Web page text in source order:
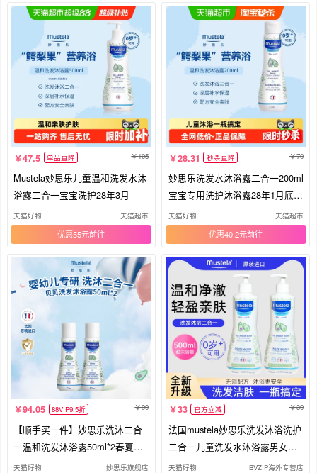
47.5 单品直降 105
Mustela妙思乐儿童温和洗发水沐
浴露二合一宝宝洗护28年3月
天猫好物 天猫超市
优惠55元
28.31 秒杀直降 70
妙思乐洗发水沐浴露二合一200ml
宝宝专用洗护沐浴露28年1月底到
期
天猫好物 天猫超市
优惠40.2元
94.05 88VIP9.5折 99
【顺手买一件】妙思乐洗沐二合
一温和洗发沐浴露50ml*2春夏专
用
天猫好物 妙思乐旗舰店
33 官方立减 39
法国mustela妙思乐洗发沐浴洗护
二合一儿童洗发水沐浴露男女童
节
天猫好物 BVZIP海外专营店